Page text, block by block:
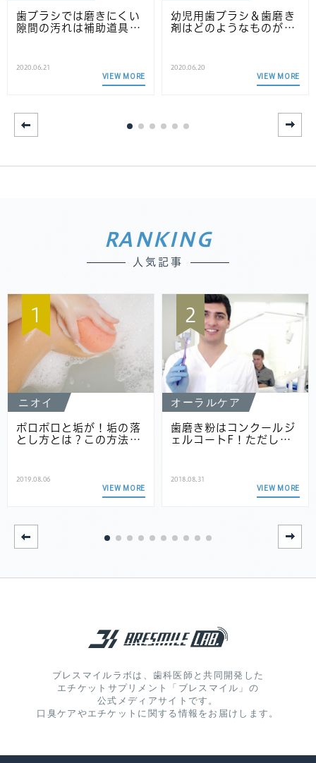
歯ブラシでは磨きにくい
隙間の汚れは補助道具…
2020.06.21
VIEW MORE
幼児用歯ブラシ＆歯磨き
剤はどのようなものが…
2020.06.20
VIEW MORE
RANKING
人気記事
1
ニオイ
ポロポロと垢が！垢の落
とし方とは？この方法…
2019.08.06
VIEW MORE
2
オーラルケア
歯磨き粉はコンクールジ
ェルコートF！ただし…
2018.08.31
VIEW MORE
ブレスマイルラボは、歯科医師と共同開発した
エチケットサプリメント「ブレスマイル」の
公式メディアサイトです。
口臭ケアやエチケットに関する情報をお届けします。